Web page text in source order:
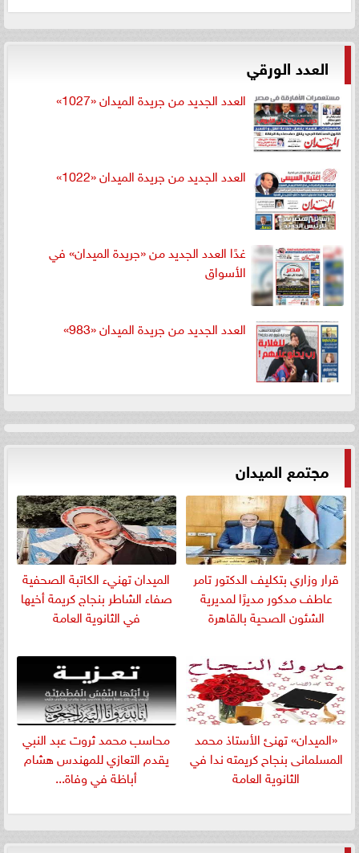
العدد الورقي
العدد الجديد من جريدة الميدان «1027»
العدد الجديد من جريدة الميدان «1022»
غدًا العدد الجديد من «جريدة الميدان» في
الأسواق
العدد الجديد من جريدة الميدان «983»
مجتمع الميدان
قرار وزاري بتكليف الدكتور تامر
عاطف مدكور مديرًا لمديرية
الشئون الصحية بالقاهرة
الميدان تهنيء الكاتبة الصحفية
صفاء الشاطر بنجاج كريمة أخيها
في الثانوية العامة
«الميدان» تهنئ الأستاذ محمد
المسلمانى بنجاح كريمته ندا في
الثانوية العامة
​محاسب محمد ثروت عبد النبي
يقدم التعازي للمهندس هشام
أباظة في وفاة...